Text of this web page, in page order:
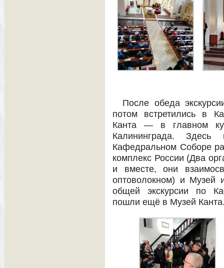
После обеда
потом встретились в
Канта — в главном
Калининграда.
Кафедральном Соборе
комплекс России (Два
и вместе, они
оптоволокном) и Музей
общей экскурсии по
пошли ещё в Музей